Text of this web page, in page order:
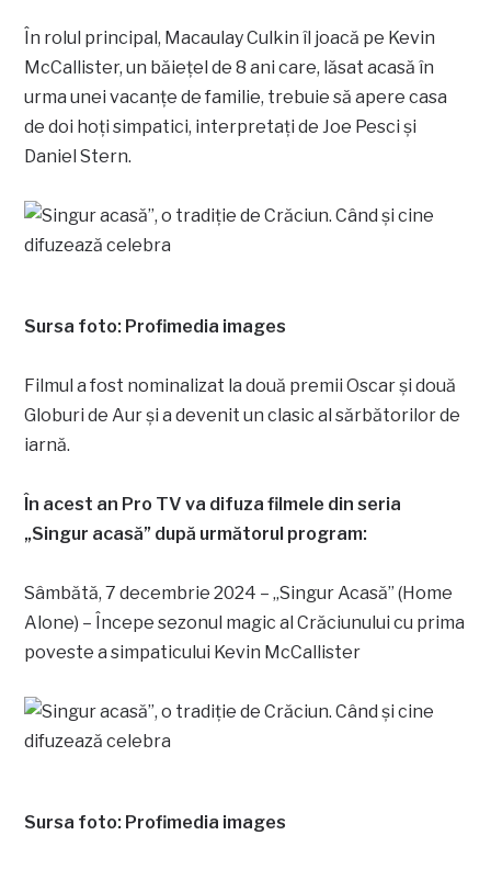
În rolul principal, Macaulay Culkin îl joacă pe Kevin
McCallister, un băiețel de 8 ani care, lăsat acasă în
urma unei vacanțe de familie, trebuie să apere casa
de doi hoți simpatici, interpretați de Joe Pesci și
Daniel Stern.
Sursa foto: Profimedia images
Filmul a fost nominalizat la două premii Oscar și două
Globuri de Aur și a devenit un clasic al sărbătorilor de
iarnă.
În acest an Pro TV va difuza filmele din seria
„Singur acasă” după următorul program:
Sâmbătă, 7 decembrie 2024 – „Singur Acasă” (Home
Alone) – Începe sezonul magic al Crăciunului cu prima
poveste a simpaticului Kevin McCallister
Sursa foto: Profimedia images